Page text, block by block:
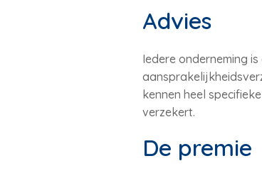
Advies
Iedere onderneming
kennen heel
verzekert.
De premie